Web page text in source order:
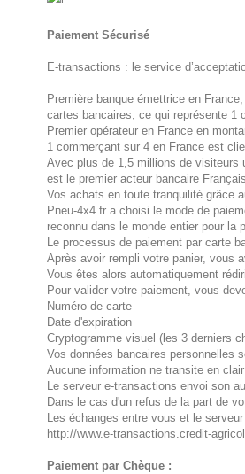
Paiement Sécurisé
E-transactions : le service
Première banque émettrice en
cartes bancaires, ce qui représente 1
Premier opérateur en France en
1 commerçant sur 4 en France est
Avec plus de 1,5 millions de visiteurs
est le premier acteur bancaire
Vos achats en toute tranquilité grâce
Pneu-4x4.fr a choisi le mode de
reconnu dans le monde entier pour la
Le processus de paiement par carte
Après avoir rempli votre panier, vous
Vous êtes alors automatiquement
Pour valider votre paiement, vous
Numéro de carte
Date d'expiration
Cryptogramme visuel (les 3 derniers
Vos données bancaires personnelles
Aucune information ne transite en
Le serveur e-transactions envoi son
Dans le cas d'un refus de la part de
Les échanges entre vous et le
http://www.e-transactions.credit-
Paiement par Chèque :